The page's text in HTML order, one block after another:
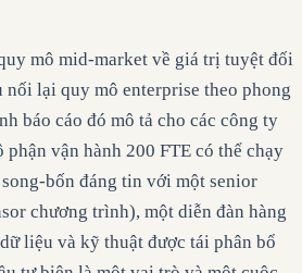
mô mid-market về giá trị tuyệt đối
nối lại quy mô enterprise theo phong
báo cáo đó mô tả cho các công ty
vận hành 200 FTE có thể chạy
bốn đáng tin với một senior
chương trình), một diễn đàn hàng
liệu và kỹ thuật được tái phân bổ